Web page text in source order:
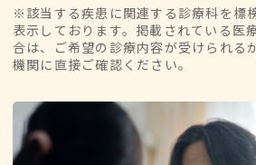
※該当する疾患に関連する診療科を標
表示しております。掲載されている医
合は、ご希望の診療内容が受けられる
機関に直接ご確認ください。